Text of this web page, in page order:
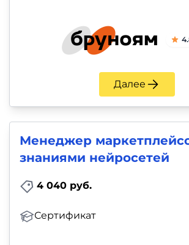
Далее
Менеджер
знаниями нейросетей
4 040 руб.
Сертификат